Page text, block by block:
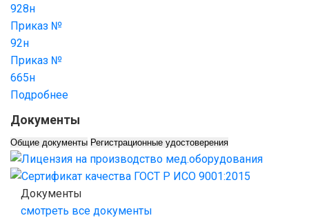
928н
Приказ №
92н
Приказ №
665н
Подробнее
Документы
Общие документы Регистрационные удостоверения
Документы
смотреть все документы